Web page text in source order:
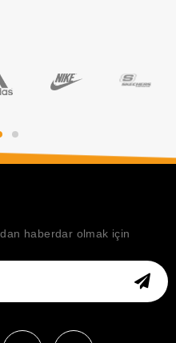
haberdar olmak için